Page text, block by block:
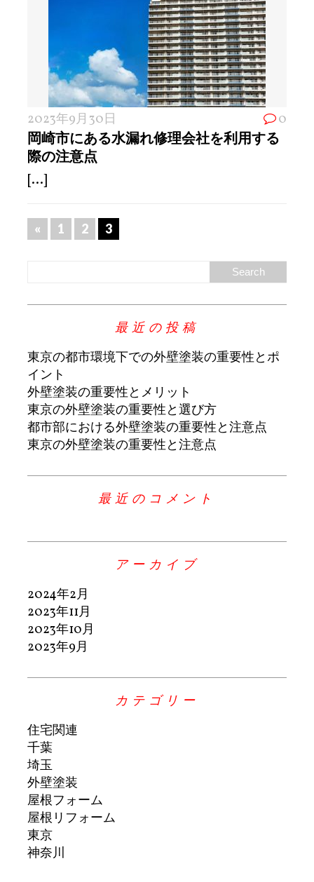
2023年9月30日 0
岡崎市にある水漏れ修理会社を利用する
際の注意点
[...]
« 1 2 3
最近の投稿
東京の都市環境下での外壁塗装の重要性とポ
イント
外壁塗装の重要性とメリット
東京の外壁塗装の重要性と選び方
都市部における外壁塗装の重要性と注意点
東京の外壁塗装の重要性と注意点
最近のコメント
アーカイブ
2024年2月
2023年11月
2023年10月
2023年9月
カテゴリー
住宅関連
千葉
埼玉
外壁塗装
屋根フォーム
屋根リフォーム
東京
神奈川